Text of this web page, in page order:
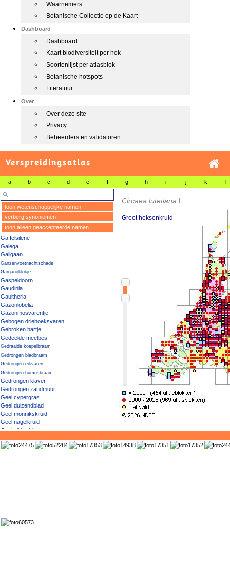
Waarnemers
Botanische Collectie op de Kaart
Dashboard
Dashboard
Kaart biodiversiteit per hok
Soortenlijst per atlasblok
Botanische hotspots
Literatuur
Over
Over deze site
Privacy
Beheerders en validatoren
Verspreidingsatlas
a b c d e f g h i j k l
toon wetenschappelijke namen
verberg synoniemen
toon alleen geaccepteerde namen
Gaffelsilene
Galega
Galigaan
Ganzenvoetnachtschade
Garganoklokje
Gaspeldoorn
Gaudinia
Gaultheria
Gazonlobelia
Gazonmosvarentje
Gebogen driehoeksvaren
Gebroken hartje
Gedeelde meelbes
Gedraaide koepelbraam
Gedrongen bladbraam
Gedrongen eikvaren
Gedrongen humusbraam
Gedrongen klaver
Gedrongen zandmuur
Geel cypergras
Geel duizendblad
Geel monnikskruid
Geel nagelkruid
Geel viltkruid
Geel vogelpootje
Geelgroene zegge × Gele zegge
Circaea lutetiana L.
Groot heksenkruid